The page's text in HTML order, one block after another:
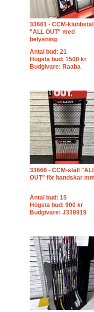
33661 - CCM-klubbställ
"ALL OUT" med
belysning
Antal bud: 21
Högsta bud: 1500 kr
Budgivare: Raaba
33666 - CCM-ställ
OUT" för handskar mm
Antal bud: 15
Högsta bud: 900 kr
Budgivare: J338919